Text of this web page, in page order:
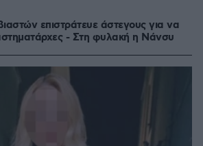
επιστράτευε άστεγους για να
- Στη φυλακή η Νάνσυ